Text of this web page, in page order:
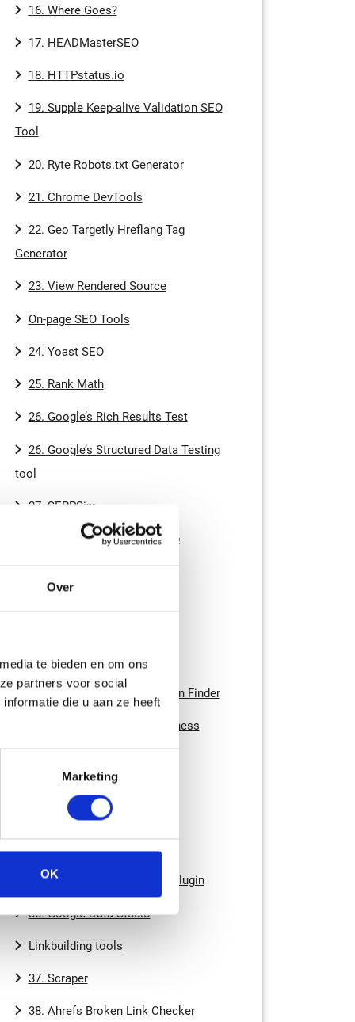
Over
te bieden en om ons
partners voor social
die u aan ze heeft
Marketing
OK
16. Where Goes?
17. HEADMasterSEO
18. HTTPstatus.io
19. Supple Keep-alive Validation SEO
Tool
20. Ryte Robots.txt Generator
21. Chrome DevTools
22. Geo Targetly Hreflang Tag
Generator
23. View Rendered Source
On-page SEO Tools
24. Yoast SEO
25. Rank Math
26. Google’s Rich Results Test
26. Google’s Structured Data Testing
tool
27. SERPSim
28. Merkle’s Schema Markup
Generator
29. Ahrefs SEO Toolbar
30. Google My Business
31. Whitespark Local Citation Finder
32. Whitespark Google Business
Review Link Generator
Analytics tools
33. Google Analytics
34. Keyword Hero
35. Ahrefs WordPress SEO Plugin
36. Google Data Studio
Linkbuilding tools
37. Scraper
38. Ahrefs Broken Link Checker